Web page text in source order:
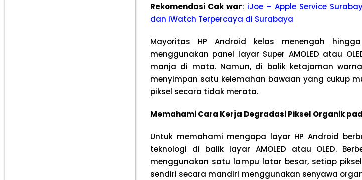
Rekomendasi Cak war: iJoe – Apple Service
dan iWatch Terpercaya di Surabaya
Mayoritas HP Android kelas menengah
menggunakan panel layar Super AMOLED atau
manja di mata. Namun, di balik ketajaman
menyimpan satu kelemahan bawaan yang cukup
piksel secara tidak merata.
Memahami Cara Kerja Degradasi Piksel Organik
Untuk memahami mengapa layar HP Android
teknologi di balik layar AMOLED atau OLED.
menggunakan satu lampu latar besar, setiap
sendiri secara mandiri menggunakan senyawa